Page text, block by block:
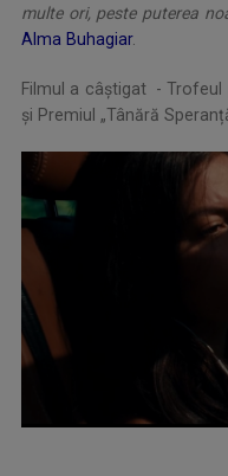
multe ori, peste puterea
Alma Buhagiar.
Filmul a câștigat - Trofeul
și Premiul „Tânără